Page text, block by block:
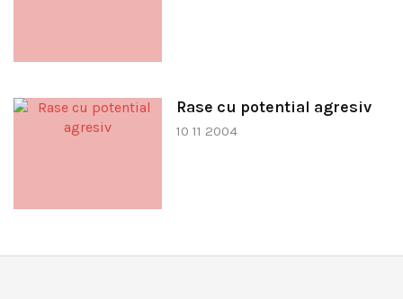
Rase cu potential agresiv
10 11 2004